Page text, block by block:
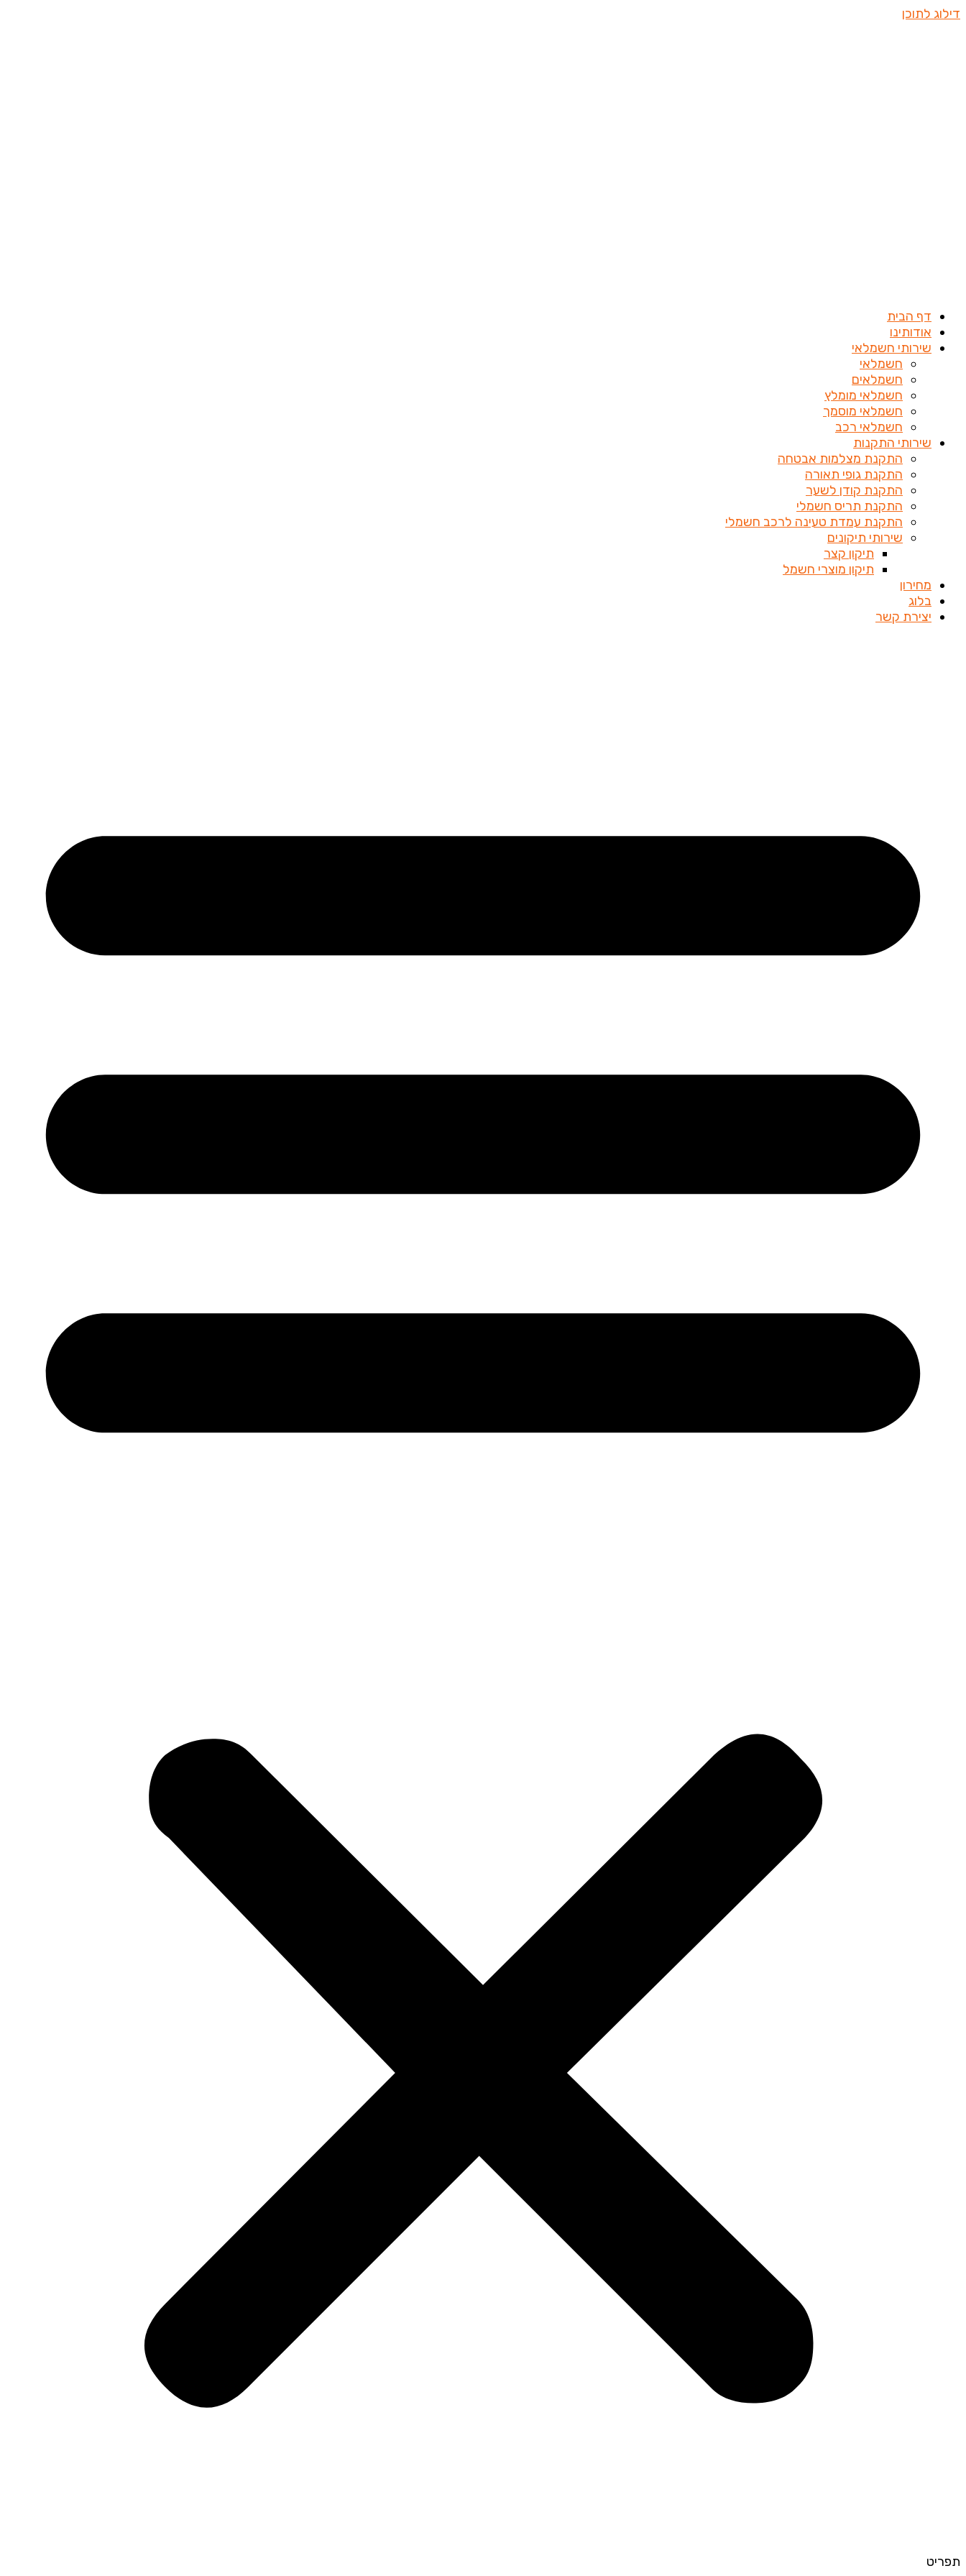
דילוג לתוכן
דף הבית
אודותינו
שירותי חשמלאי
חשמלאי
חשמלאים
חשמלאי מומלץ
חשמלאי מוסמך
חשמלאי רכב
שירותי התקנות
התקנת מצלמות אבטחה
התקנת גופי תאורה
התקנת קודן לשער
התקנת תריס חשמלי
התקנת עמדת טעינה לרכב חשמלי
שירותי תיקונים
תיקון קצר
תיקון מוצרי חשמל
מחירון
בלוג
יצירת קשר
תפריט